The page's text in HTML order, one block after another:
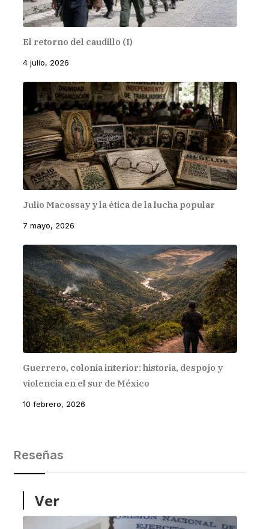
El retorno del caudillo (I)
4 julio, 2026
Julio Macossay y la ética de la lucha popular
7 mayo, 2026
Guerrero, colonia interior: historia, despojo y
violencia en el sur de México
10 febrero, 2026
Reseñas
Ver